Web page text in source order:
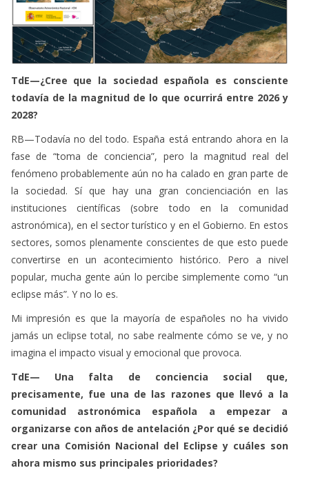
TdE—¿Cree que la sociedad española es consciente
todavía de la magnitud de lo que ocurrirá entre 2026 y
RB—Todavía no del todo. España está entrando ahora en la
fase de “toma de conciencia”, pero la magnitud real del
la sociedad. Sí que hay una gran concienciación en las
instituciones científicas (sobre todo en la comunidad
astronómica), en el sector turístico y en el Gobierno. En estos
sectores, somos plenamente conscientes de que esto puede
convertirse en un acontecimiento histórico. Pero a nivel
popular, mucha gente aún lo percibe simplemente como “un
eclipse más”. Y no lo es.
Mi impresión es que la mayoría de españoles no ha vivido
jamás un eclipse total, no sabe realmente cómo se ve, y no
TdE— Una falta de conciencia social que,
precisamente, fue una de las razones que llevó a la
organizarse con años de antelación ¿Por qué se decidió
crear una Comisión Nacional del Eclipse y cuáles son
ahora mismo sus principales prioridades?
RB— La Comisión Científica y de Asesoramiento del Trío de
Eclipses (antes llamada Comisión Nacional del Eclipse) fue